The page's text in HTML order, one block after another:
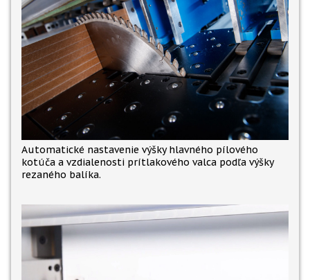
Automatické nastavenie výšky hlavného pílového
kotúča a vzdialenosti prítlakového valca podľa výšky
rezaného balíka.